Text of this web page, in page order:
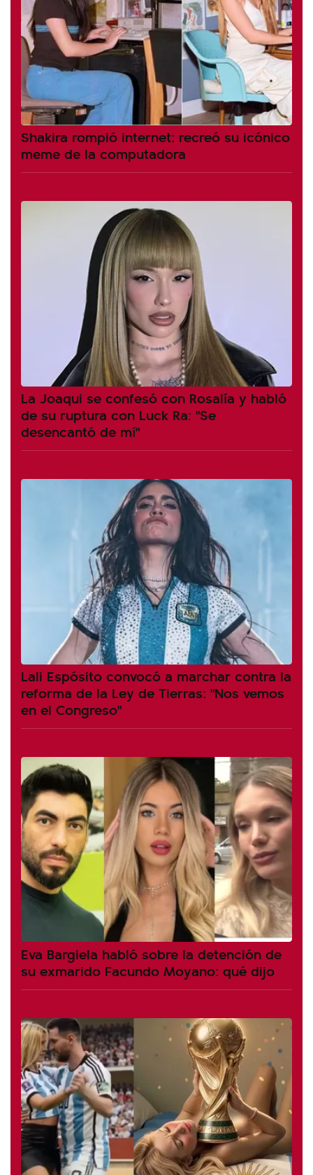
Shakira rompió internet: recreó su icónico
meme de la computadora
La Joaqui se confesó con Rosalía y habló
de su ruptura con Luck Ra: "Se
desencantó de mí"
Lali Espósito convocó a marchar contra la
reforma de la Ley de Tierras: "Nos vemos
en el Congreso"
Eva Bargiela habló sobre la detención de
su exmarido Facundo Moyano: qué dijo